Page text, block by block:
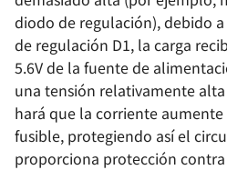
diodo de regulación), debido
de regulación D1, la carga
5.6V de la fuente de
una tensión relativamente alta
hará que la corriente
fusible, protegiendo así el
proporciona protección